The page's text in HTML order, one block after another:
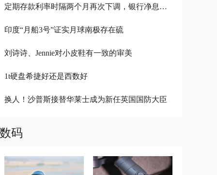
定期存款利率时隔两个月再次下调，银行净息差下行压力有望缓解
印度“月船3号”证实月球南极存在硫
刘诗诗、Jennie对小皮鞋有一致的审美
1t硬盘希捷好还是西数好
换人！沙普斯接替华莱士成为新任英国国防大臣
数码